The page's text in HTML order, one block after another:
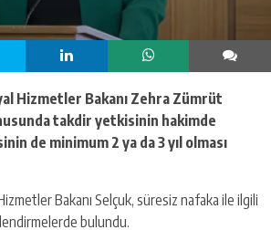
Hizmetler Bakanı Zehra Zümrüt
takdir yetkisinin hakimde
de minimum 2 ya da 3 yıl olması
Bakanı Selçuk, süresiz nafaka ile ilgili
bulundu.